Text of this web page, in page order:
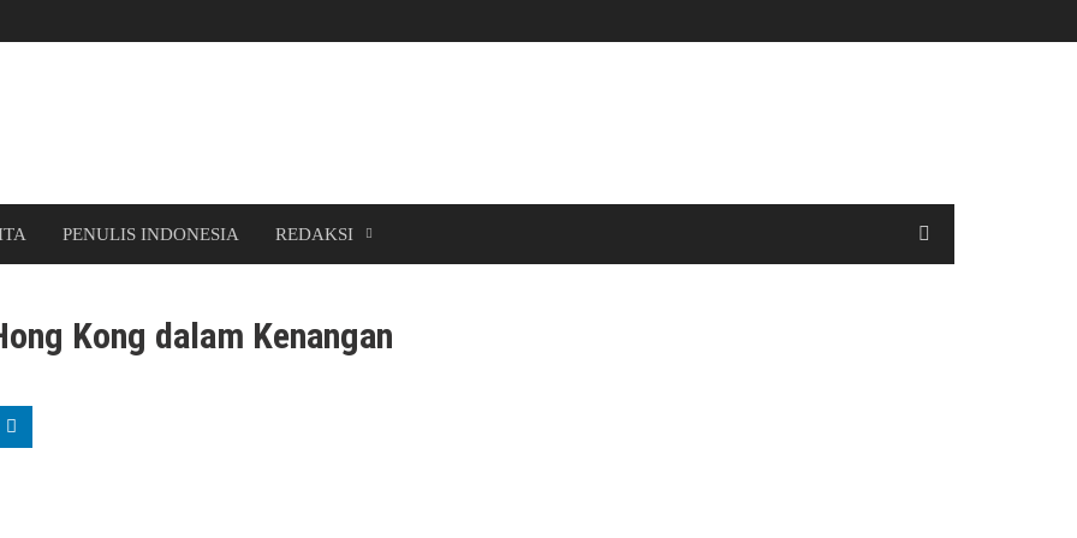
PENULIS INDONESIA REDAKSI
Kong dalam Kenangan